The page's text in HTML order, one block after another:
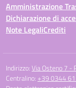
Amministrazione
Dichiarazione di
Note LegaliCrediti
Indirizzo:Via Osteno 7 -
Centralino: +39 0344